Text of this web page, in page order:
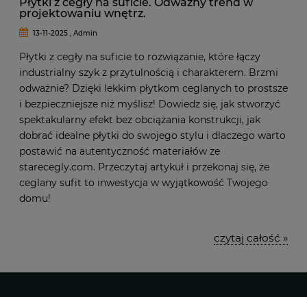
projektowaniu wnętrz.
13-11-2025 , Admin
Płytki z cegły na suficie to rozwiązanie, które łączy
industrialny szyk z przytulnością i charakterem. Brzmi
odważnie? Dzięki lekkim płytkom ceglanych to prostsze
i bezpieczniejsze niż myślisz! Dowiedz się, jak stworzyć
spektakularny efekt bez obciążania konstrukcji, jak
dobrać idealne płytki do swojego stylu i dlaczego warto
postawić na autentyczność materiałów ze
starecegly.com. Przeczytaj artykuł i przekonaj się, że
ceglany sufit to inwestycja w wyjątkowość Twojego
domu!
czytaj całość »